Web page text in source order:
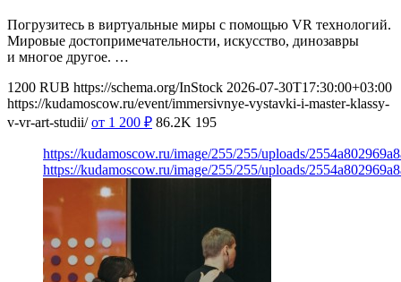
Погрузитесь в виртуальные миры с помощью VR технологий.
Мировые достопримечательности, искусство, динозавры
и многое другое. …
1200 RUB https://schema.org/InStock 2026-07-30T17:30:00+03:00
https://kudamoscow.ru/event/immersivnye-vystavki-i-master-klassy-
v-vr-art-studii/ от 1 200 ₽ 86.2K 195
https://kudamoscow.ru/image/255/255/uploads/
https://kudamoscow.ru/image/255/255/uploads/